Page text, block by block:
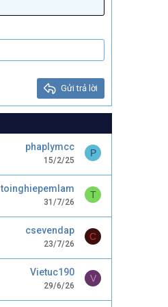
Gửi trả lời
phaplymcc
15/2/25
P
toinghiepemlam
31/7/26
T
csevendap
23/7/26
C
Vietuc190
29/6/26
V